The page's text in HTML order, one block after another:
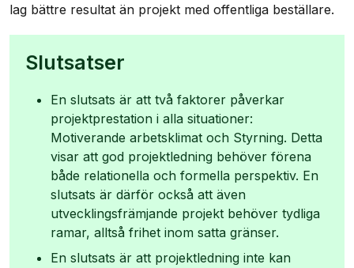
lag bättre resultat än projekt med offentliga beställare.
Slutsatser
En slutsats är att två faktorer påverkar
projektprestation i alla situationer:
Motiverande arbetsklimat och Styrning. Detta
visar att god projektledning behöver förena
både relationella och formella perspektiv. En
slutsats är därför också att även
utvecklingsfrämjande projekt behöver tydliga
ramar, alltså frihet inom satta gränser.
En slutsats är att projektledning inte kan